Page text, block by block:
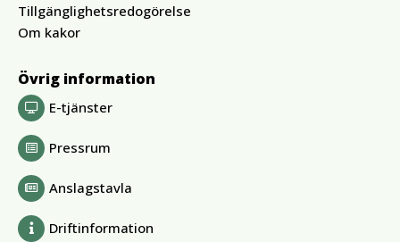
Tillgänglighetsredogörelse
Om kakor
Övrig information
E-tjänster
Pressrum
Anslagstavla
Driftinformation